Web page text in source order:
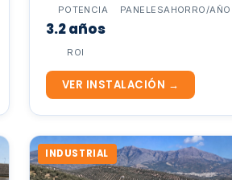
POTENCIA PANELESAHORRO/AÑO
3.2 años
ROI
VER INSTALACIÓN →
INDUSTRIAL